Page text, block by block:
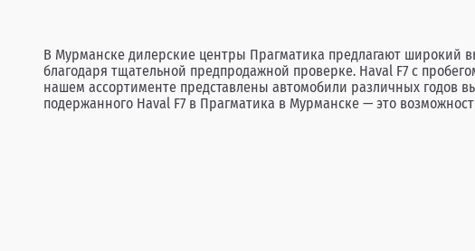
В Мурманске дилерские центры Прагматика предлагают широкий
благодаря тщательной предпродажной проверке. Haval F7 с
нашем ассортименте представлены автомобили различных годов
подержанного Haval F7 в Прагматика в Мурманске — это